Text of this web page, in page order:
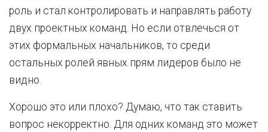
роль и стал контролировать и направлять работу
двух проектных команд. Но если отвлечься от
этих формальных начальников, то среди
остальных ролей явных прям лидеров было не
видно.
Хорошо это или плохо? Думаю, что так ставить
вопрос некорректно. Для одних команд это может